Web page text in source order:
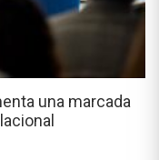
una marcada